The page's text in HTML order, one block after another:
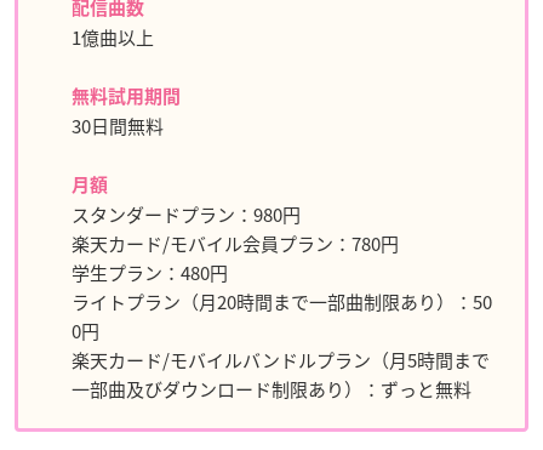
配信曲数
1億曲以上
無料試用期間
30日間無料
月額
スタンダードプラン：980円
楽天カード/モバイル会員プラン：780円
学生プラン：480円
ライトプラン（月20時間まで一部曲制限あり）：50
0円
楽天カード/モバイルバンドルプラン（月5時間まで
一部曲及びダウンロード制限あり）：ずっと無料